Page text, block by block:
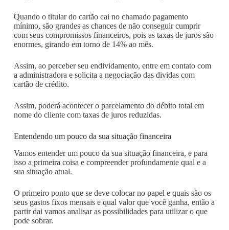
Quando o titular do cartão cai no chamado pagamento
mínimo, são grandes as chances de não conseguir cumprir
com seus compromissos financeiros, pois as taxas de juros são
enormes, girando em torno de 14% ao mês.
Assim, ao perceber seu endividamento, entre em contato com
a administradora e solicita a negociação das dividas com
cartão de crédito.
Assim, poderá acontecer o parcelamento do débito total em
nome do cliente com taxas de juros reduzidas.
Entendendo um pouco da sua situação financeira
Vamos entender um pouco da sua situação financeira, e para
isso a primeira coisa e compreender profundamente qual e a
sua situação atual.
O primeiro ponto que se deve colocar no papel e quais são os
seus gastos fixos mensais e qual valor que você ganha, então a
partir dai vamos analisar as possibilidades para utilizar o que
pode sobrar.